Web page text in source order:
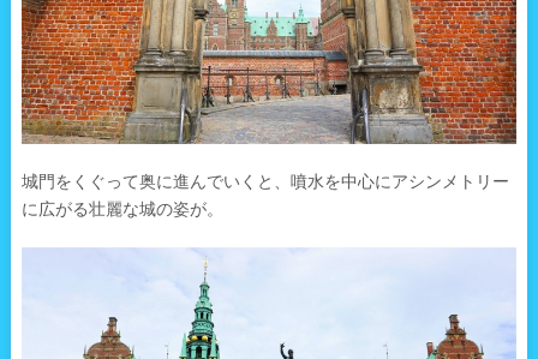
城門をくぐって奥に進んでいくと、噴水を中心にアシンメトリー
に広がる壮麗な城の姿が。